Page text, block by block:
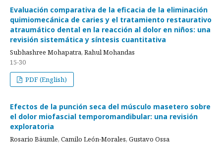
Evaluación comparativa de la eficacia de la eliminación
quimiomecánica de caries y el tratamiento restaurativo
atraumático dental en la reacción al dolor en niños: una
revisión sistemática y síntesis cuantitativa
Subhashree Mohapatra, Rahul Mohandas
15-30
PDF (English)
Efectos de la punción seca del músculo masetero sobre
el dolor miofascial temporomandibular: una revisión
exploratoria
Rosario Bäumle, Camilo León-Morales, Gustavo Ossa